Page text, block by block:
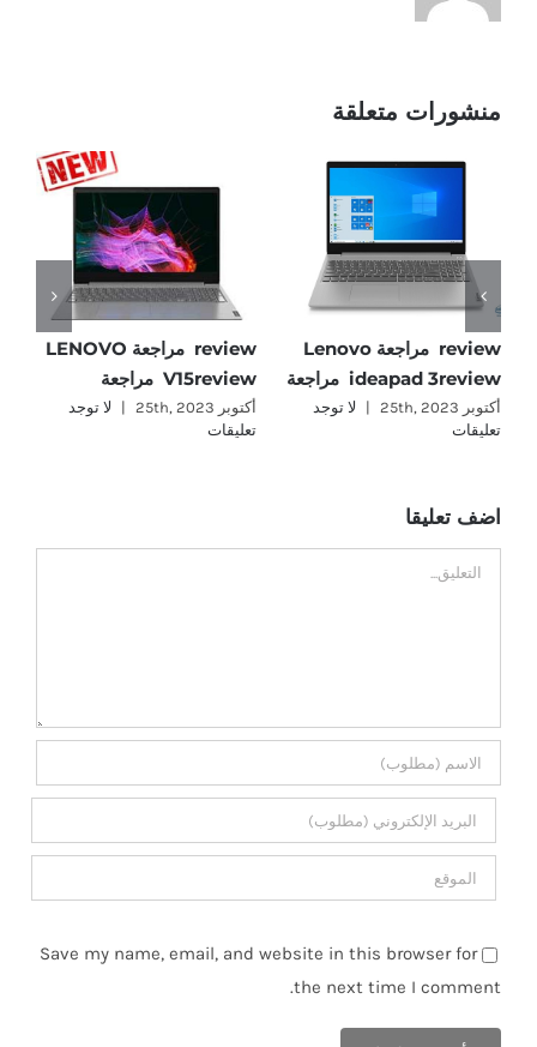
منشورات متعلقة
review مراجعة Lenovo
ideapad 3review مراجعة
أكتوبر 25th, 2023 |
لا توجد
تعليقات
review مراجعة LENOVO
V15review مراجعة
أكتوبر 25th, 2023 |
لا توجد
تعليقات
اضف تعليقا
تعليق
Save my name, email, and website in this browser for
the next time I comment.